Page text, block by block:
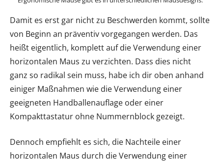
Damit es erst gar nicht zu Beschwerden kommt, sollte
von Beginn an präventiv vorgegangen werden. Das
heißt eigentlich, komplett auf die Verwendung einer
horizontalen Maus zu verzichten. Dass dies nicht
ganz so radikal sein muss, habe ich dir oben anhand
einiger Maßnahmen wie die Verwendung einer
geeigneten Handballenauflage oder einer
Kompakttastatur ohne Nummernblock gezeigt.
Dennoch empfiehlt es sich, die Nachteile einer
horizontalen Maus durch die Verwendung einer